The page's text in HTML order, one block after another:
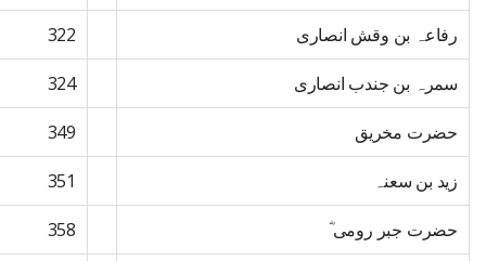
رفاعہ بن وقش انصاری 322
سمرہ بن جندب انصاری 324
حضرت مخریق 349
زید بن سعنہ 351
حضرت جبر رومی ؓ 358